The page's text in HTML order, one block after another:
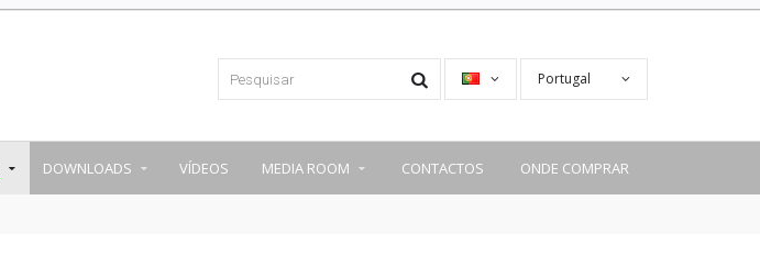
Portugal
DOWNLOADS VÍDEOS MEDIA ROOM CONTACTOS ONDE COMPRAR